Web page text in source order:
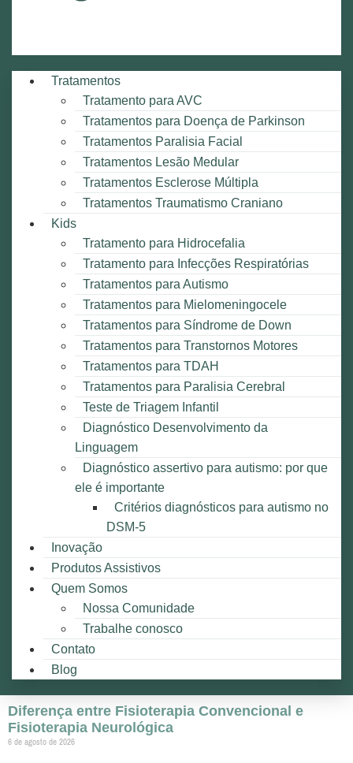
Tratamentos
Tratamento para AVC
Tratamentos para Doença de Parkinson
Tratamentos Paralisia Facial
Tratamentos Lesão Medular
Tratamentos Esclerose Múltipla
Tratamentos Traumatismo Craniano
Kids
Tratamento para Hidrocefalia
Tratamento para Infecções Respiratórias
Tratamentos para Autismo
Tratamentos para Mielomeningocele
Tratamentos para Síndrome de Down
Tratamentos para Transtornos Motores
Tratamentos para TDAH
Tratamentos para Paralisia Cerebral
Teste de Triagem Infantil
Diagnóstico Desenvolvimento da
Linguagem
Diagnóstico assertivo para autismo: por que
ele é importante
Critérios diagnósticos para autismo no
DSM-5
Inovação
Produtos Assistivos
Quem Somos
Nossa Comunidade
Trabalhe conosco
Contato
Blog
Diferença entre Fisioterapia Convencional e
Fisioterapia Neurológica
6 de agosto de 2026